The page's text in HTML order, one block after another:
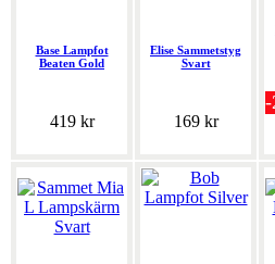
Base Lampfot
Beaten Gold
419 kr
Elise Sammetstyg
Svart
169 kr
-